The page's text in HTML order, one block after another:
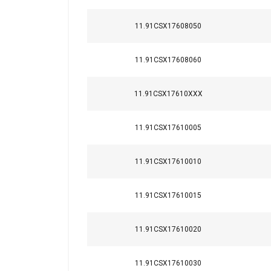
11.91CSX17608050
11.91CSX17608060
11.91CSX17610XXX
11.91CSX17610005
11.91CSX17610010
11.91CSX17610015
11.91CSX17610020
11.91CSX17610030
Deze website
We gebruiken
delen ook
kunnen